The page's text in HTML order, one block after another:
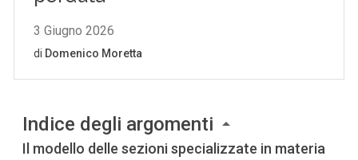
Indice degli argomenti
Il modello delle sezioni specializzate in materia